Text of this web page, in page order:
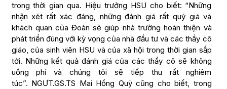
trong thời gian qua. Hiệu trưởng HSU cho biết: “Những
nhận xét rất xác đáng, những đánh giá rất quý giá và
khách quan của Đoàn sẽ giúp nhà trường hoàn thiện và
phát triển đúng với kỳ vọng của nhà đầu tư và các thầy cô
giáo, của sinh viên HSU và của xã hội trong thời gian sắp
tới. Những kết quả đánh giá của các thầy cô sẽ không
uổng phí và chúng tôi sẽ tiếp thu rất nghiêm
túc”. NGƯT.GS.TS Mai Hồng Quỳ cũng cho biết, trong